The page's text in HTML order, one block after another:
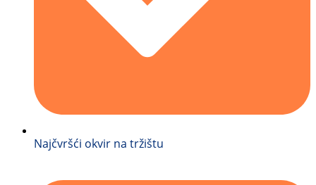
Najčvršći okvir na tržištu